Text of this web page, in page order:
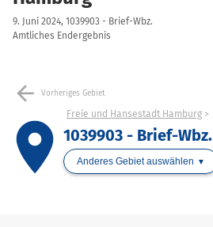
9. Juni 2024, 1039903 - Brief-Wbz.
Amtliches Endergebnis
arrow_back Vorheriges Gebiet
place
Freie und Hansestadt Hamburg
1039903 - Brief-Wbz.
Anderes Gebiet auswählen